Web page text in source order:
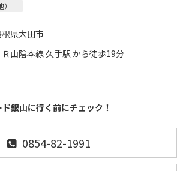
根県大田市
Ｒ山陰本線 久手駅 から徒歩19分
ド銀山に行く前にチェック！
0854-82-1991